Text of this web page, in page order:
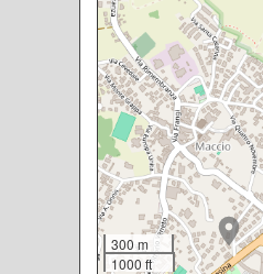
300 m
1000 ft